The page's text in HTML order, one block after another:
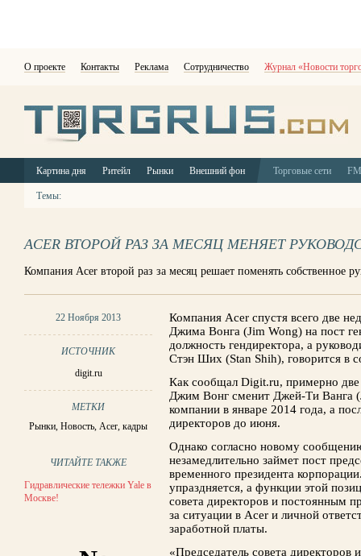
О проекте Контакты Реклама Сотрудничество Журнал «Новости
Картина дня Ритейл Рынки Внешний фон Торговые сети
Темы:
ACER ВТОРОЙ РАЗ ЗА МЕСЯЦ МЕНЯЕТ
Компания Acer второй раз за месяц решает поменять собственное
22 Ноября 2013
ИСТОЧНИК
digit.ru
МЕТКИ
Рынки,Новость,Acer,кадры
ЧИТАЙТЕ ТАКЖЕ
Гидравлические тележки Yale в
Москве!
Компания Acer спустя всего две
Джима Вонга (Jim Wong) на пост
должность гендиректора, а
Стэн Ших (Stan Shih), говорится в
Как сообщал Digit.ru, примерно
Джим Вонг сменит Джей-Ти Ванга
компании в январе 2014 года, а
директоров до июня.
Однако согласно новому
незамедлительно займет пост
временного президента
упраздняется, а функции этой
совета директоров и постоянным
за ситуации в Acer и личной
заработной платы.
«Председатель совета